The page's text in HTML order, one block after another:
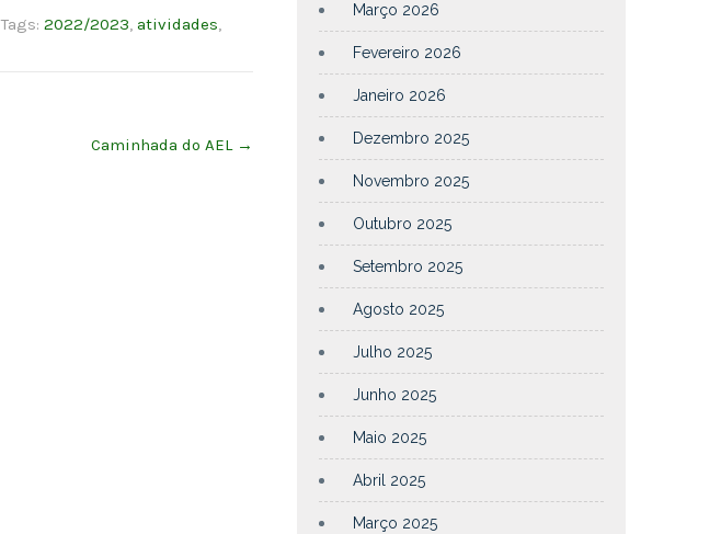
2022/2023, atividades,
Caminhada do AEL →
Março 2026
Fevereiro 2026
Janeiro 2026
Dezembro 2025
Novembro 2025
Outubro 2025
Setembro 2025
Agosto 2025
Julho 2025
Junho 2025
Maio 2025
Abril 2025
Março 2025